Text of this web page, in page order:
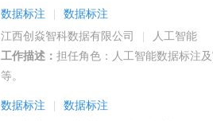
数据标注
数据标注
江西创焱智科数据有限公司
人工智能
工作描述： 担任角色：人工智能数据标注
等。
数据标注
数据标注